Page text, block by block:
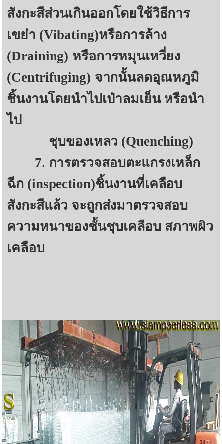
สังกะสีส่วนเกินออกโดยใช้วิธีการ
เขย่า (Vibating)หรือการล้าง
(Draining) หรือการหมุนเหวี่ยง
(Centrifuging) จากนั้นลดอุณหภูมิ
ชิ้นงานโดยนำไปเป่าลมเย็น หรือนำ
ไป
ชุบของเหลว (Quenching)
7. การตรวจสอบตะแกรงเหล็ก
ฉีก (inspection)ชิ้นงานที่เคลือบ
สังกะสีแล้ว จะถูกส่งมาตรวจสอบ
ความหนาของชั้นชุบเคลือบ สภาพผิว
เคลือบ